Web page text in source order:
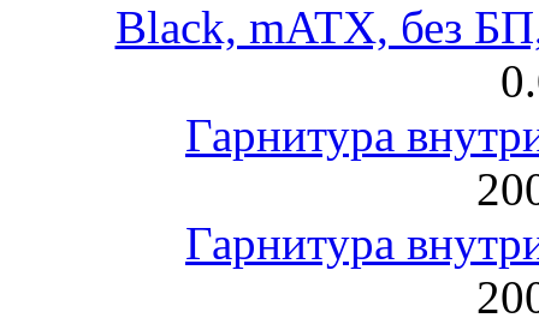
Black, mATX, без
Гарнитура
Гарнитура